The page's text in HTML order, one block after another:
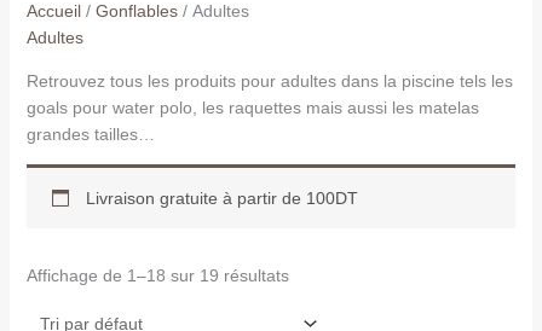
Accueil/ Gonflables/ Adultes
Adultes
Retrouvez tous les produits pour adultes dans la piscine tels les
goals pour water polo, les raquettes mais aussi les matelas
grandes tailles…
Livraison gratuite à partir de 100DT
Affichage de 1–18 sur 19 résultats